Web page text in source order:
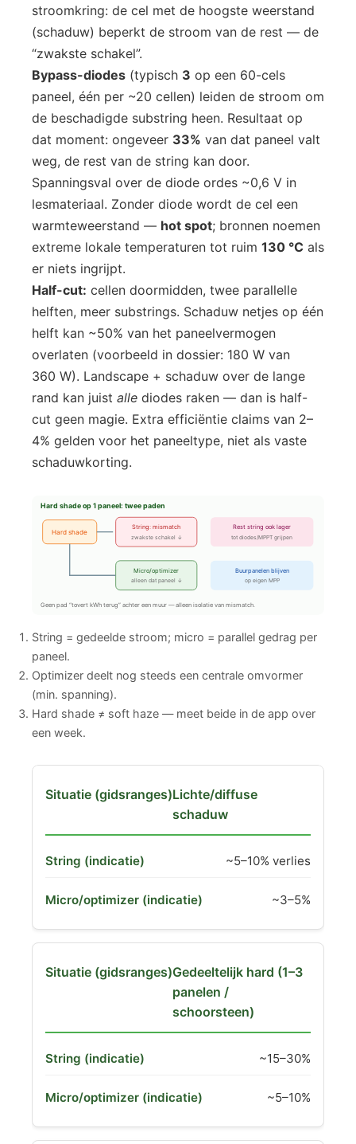
stroomkring: de cel met de hoogste weerstand
(schaduw) beperkt de stroom van de rest — de
“zwakste schakel”.
Bypass-diodes (typisch 3 op een 60-cels
paneel, één per ~20 cellen) leiden de stroom om
de beschadigde substring heen. Resultaat op
dat moment: ongeveer 33% van dat paneel valt
weg, de rest van de string kan door.
Spanningsval over de diode ordes ~0,6 V in
lesmateriaal. Zonder diode wordt de cel een
warmteweerstand — hot spot; bronnen noemen
extreme lokale temperaturen tot ruim 130 °C als
er niets ingrijpt.
Half-cut: cellen doormidden, twee parallelle
helften, meer substrings. Schaduw netjes op één
helft kan ~50% van het paneelvermogen
overlaten (voorbeeld in dossier: 180 W van
360 W). Landscape + schaduw over de lange
rand kan juist alle diodes raken — dan is half-
cut geen magie. Extra efficiëntie claims van 2–
4% gelden voor het paneeltype, niet als vaste
schaduwkorting.
Hard shade op 1 paneel: twee paden
Hard shade
String: mismatch
zwakste schakel ↓
Micro/optimizer
alleen dat paneel ↓
Rest string ook lager
tot diodes/MPPT grijpen
Buurpanelen blijven
op eigen MPP
Geen pad “tovert kWh terug” achter een muur — alleen isolatie van mismatch.
String = gedeelde stroom; micro = parallel gedrag per
paneel.
Optimizer deelt nog steeds een centrale omvormer
(min. spanning).
Hard shade ≠ soft haze — meet beide in de app over
een week.
Lichte/diffuse
schaduw
~5–10% verlies
~3–5%
Gedeeltelijk hard (1–3
panelen /
schoorsteen)
~15–30%
~5–10%